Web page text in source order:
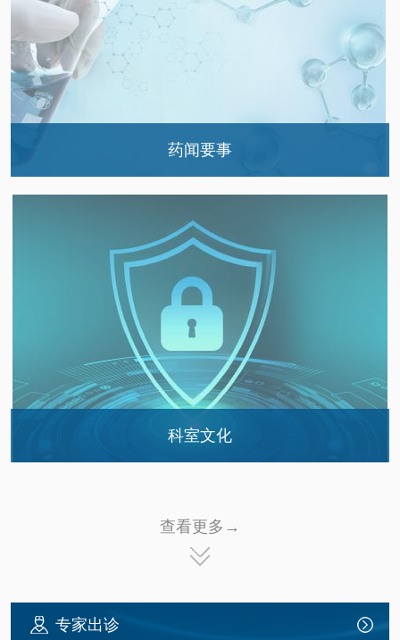
药闻要事
政策法规
会议与培训
科室文化
团队风采
职工之家
查看更多→
专家出诊